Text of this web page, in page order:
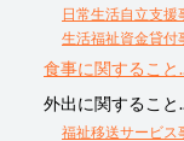
日常生活自立支援
生活福祉資金貸付
食事に関すること
外出に関すること
福祉移送サービス